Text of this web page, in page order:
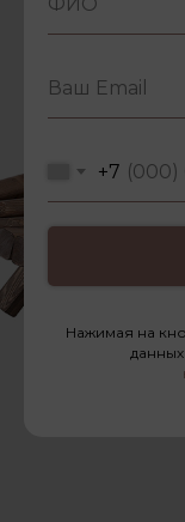
+7
Нажимая на